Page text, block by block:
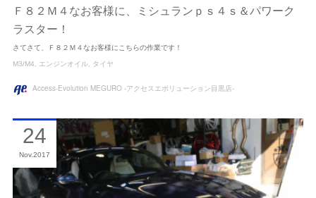
Ｆ８２Ｍ４なお客様に、ミシュランｐｓ４ｓ＆パワーク
ラスター！
さてさて、Ｆ８２Ｍ４なお客様にこちらの作業です！
M3/M4 エンジンオイル タイヤ
Access-Evolution MEGURO -アクセスエボリューション目黒店-
24
Nov 2017